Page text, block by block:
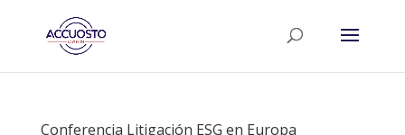
Conferencia Litigación ESG en Europa